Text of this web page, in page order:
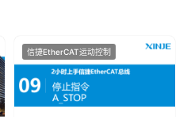
信捷EtherCAT运动控制